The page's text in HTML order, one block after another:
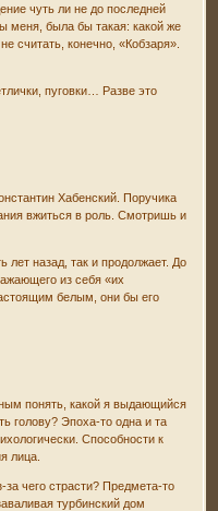
чуть ли не до последней
меня, была бы такая: какой же
считать, конечно, «Кобзаря».
пуговки… Разве это
Хабенский. Поручика
вжиться в роль. Смотришь и
лет назад, так и продолжает. До
из себя «их
белым, они бы его
понять, какой я выдающийся
голову? Эпоха-то одна и та
Способности к
лица.
чего страсти? Предмета-то
турбинский дом